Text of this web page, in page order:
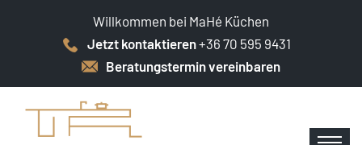
Willkommen bei MaHé Küchen
Jetzt kontaktieren+36 70 595 9431
Beratungstermin vereinbaren